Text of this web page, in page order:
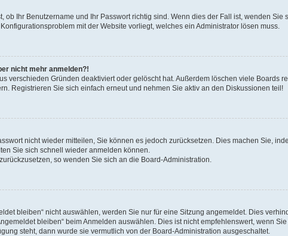
ob Ihr Benutzername und Ihr Passwort richtig sind. Wenn dies der Fall ist, wenden
mit der Website vorliegt, welches ein Administrator lösen muss.
nicht mehr anmelden?!
verschieden Gründen deaktiviert oder gelöscht hat. Außerdem löschen viele Boards
Registrieren Sie sich einfach erneut und nehmen Sie aktiv an den Diskussionen teil!
nicht wieder mitteilen, Sie können es jedoch zurücksetzen. Dies machen Sie,
Sie sich schnell wieder anmelden können.
so wenden Sie sich an die Board-Administration.
bleiben“ nicht auswählen, werden Sie nur für eine Sitzung angemeldet. Dies
bleiben“ beim Anmelden auswählen. Dies ist nicht empfehlenswert, wenn
steht, dann wurde sie vermutlich von der Board-Administration ausgeschaltet.